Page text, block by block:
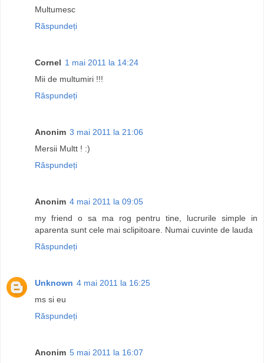
Multumesc
Răspundeți
Cornel 1 mai 2011 la 14:24
Mii de multumiri !!!
Răspundeți
Anonim 3 mai 2011 la 21:06
Mersii Multt ! :)
Răspundeți
Anonim 4 mai 2011 la 09:05
my friend o sa ma rog pentru tine, lucrurile simple in
aparenta sunt cele mai sclipitoare. Numai cuvinte de lauda
Răspundeți
Unknown 4 mai 2011 la 16:25
ms si eu
Răspundeți
Anonim 5 mai 2011 la 16:07